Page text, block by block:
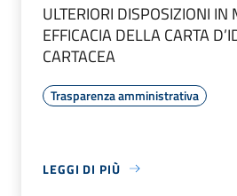
ULTERIORI DISPOSIZIONI IN
EFFICACIA DELLA CARTA
CARTACEA
Trasparenza amministrativa
LEGGI DI PIÙ